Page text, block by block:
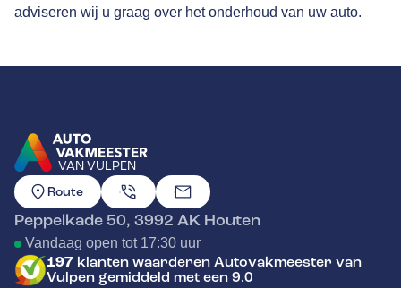
adviseren wij u graag over het onderhoud van uw auto.
VAN VULPEN
GA NAAR DE HOMEPAGINA
Route
Peppelkade 50, 3992 AK Houten
Vandaag open tot 17:30 uur
197 klanten waarderen Autovakmeester van
Vulpen gemiddeld met een 9.0